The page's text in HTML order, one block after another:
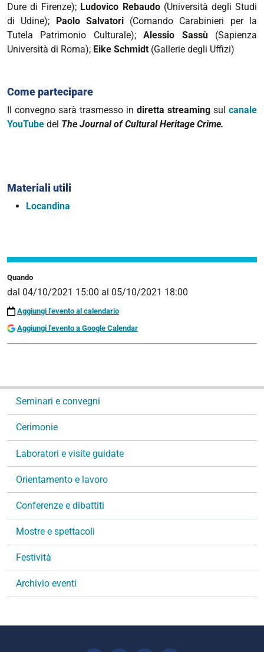
Quando
dal 04/10/2021 15:00 al 05/10/2021 18:00
Aggiungi l'evento al calendario
Aggiungi l'evento a Google Calendar
Dure di Firenze); Ludovico Rebaudo(Università degli Studi
di Udine); Paolo Salvatori(Comando Carabinieri per la
Tutela Patrimonio Culturale);Alessio Sassù(Sapienza
Università di Roma); Eike Schmidt (Gallerie degli Uffizi)
Come partecipare
Il convegno sarà trasmesso in diretta streaming sul canale
YouTube del The Journal of Cultural Heritage Crime.
Materiali utili
Locandina
a
i
n
Seminari e convegni
Cerimonie
Laboratori e visite guidate
Orientamento e lavoro
Conferenze e dibattiti
Mostre e spettacoli
Festività
Archivio eventi